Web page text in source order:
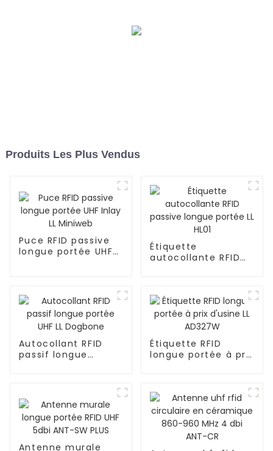
Produits Les Plus Vendus
Puce RFID passive
longue portée UHF
Étiquette
autocollante RFID
Autocollant RFID
passif longue
Étiquette RFID
longue portée à prix
Antenne murale